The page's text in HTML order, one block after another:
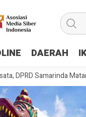
DAERAH
Matangkan